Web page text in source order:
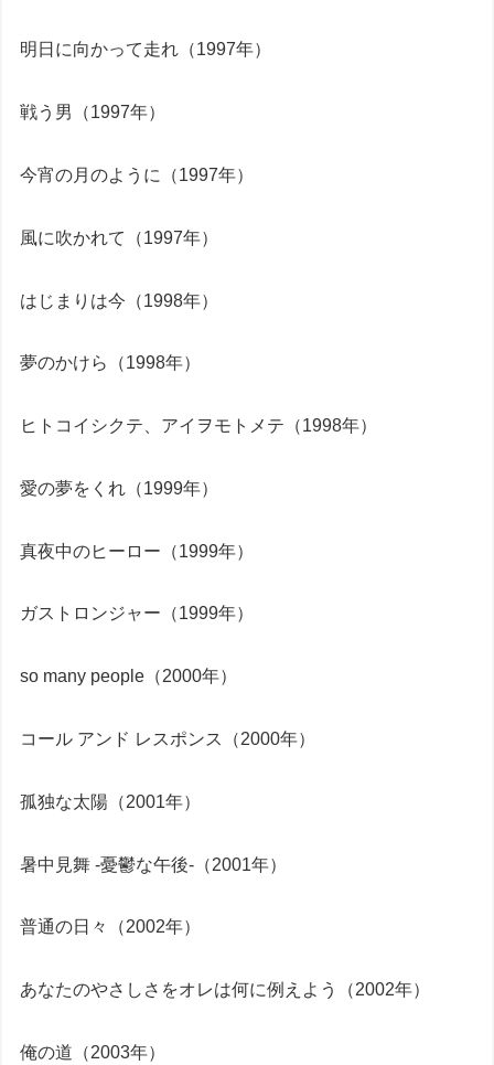
明日に向かって走れ（1997年）
戦う男（1997年）
今宵の月のように（1997年）
風に吹かれて（1997年）
はじまりは今（1998年）
夢のかけら（1998年）
ヒトコイシクテ、アイヲモトメテ（1998年）
愛の夢をくれ（1999年）
真夜中のヒーロー（1999年）
ガストロンジャー（1999年）
so many people（2000年）
コール アンド レスポンス（2000年）
孤独な太陽（2001年）
暑中見舞 -憂鬱な午後-（2001年）
普通の日々（2002年）
あなたのやさしさをオレは何に例えよう（2002年）
俺の道（2003年）